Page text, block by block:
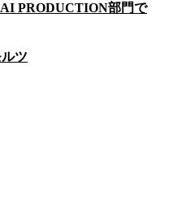
AI PRODUCTION部門で
ツ